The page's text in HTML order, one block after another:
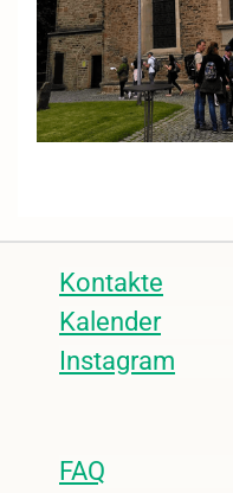
Kontakte
Kalender
Instagram
FAQ